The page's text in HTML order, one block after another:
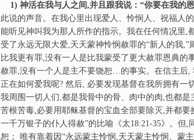
1) 神活在我与人之间,并且跟我说：“你要在我的
此说的声音。在我心里出现爱人、怜悯人、祝福人
能听见神叫我为那人所作的指示。我在任何情况里,
受了永远无限大爱,天天蒙神怜悯赦罪的“新人的我
比我更有罪,没有一人是比我蒙受了更大赦罪恩典
赦罪,没有一个人是主不要饶恕…的事实。在信主后,
正在如何爱我呢? 然后, 必要发现基督在我所拥有
我周围一切人们,都是我骨中的骨、肉中的肉,也都
苦根苦毒,必要用耶稣基督的宝血全部要除灭,并都
一千万银子的仆人得赦”的比喻《太18:21-35》。但
恕； 唯有靠着因“永远蒙主怜悯,天天蒙主怜悯、蒙